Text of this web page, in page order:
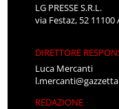
LG PRESSE S.R.L.
via Festaz, 52 11100
DIRETTORE
Luca Mercanti
REDAZIONE